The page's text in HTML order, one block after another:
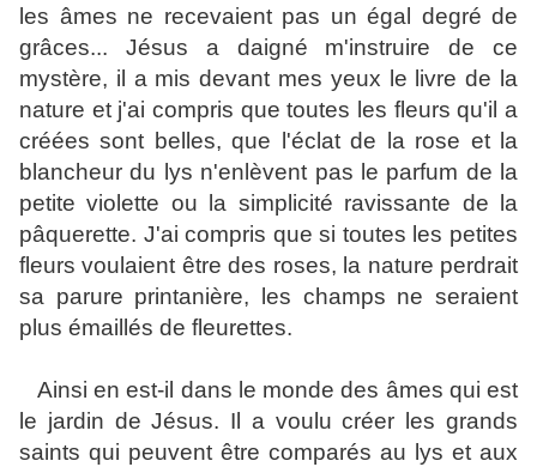
les âmes ne recevaient pas un égal degré de
grâces... Jésus a daigné m'instruire de ce
mystère, il a mis devant mes yeux le livre de la
nature et j'ai compris que toutes les fleurs qu'il a
créées sont belles, que l'éclat de la rose et la
blancheur du lys n'enlèvent pas le parfum de la
petite violette ou la simplicité ravissante de la
pâquerette. J'ai compris que si toutes les petites
fleurs voulaient être des roses, la nature perdrait
sa parure printanière, les champs ne seraient
plus émaillés de fleurettes.
Ainsi en est-il dans le monde des âmes qui est
le jardin de Jésus. Il a voulu créer les grands
saints qui peuvent être comparés au lys et aux